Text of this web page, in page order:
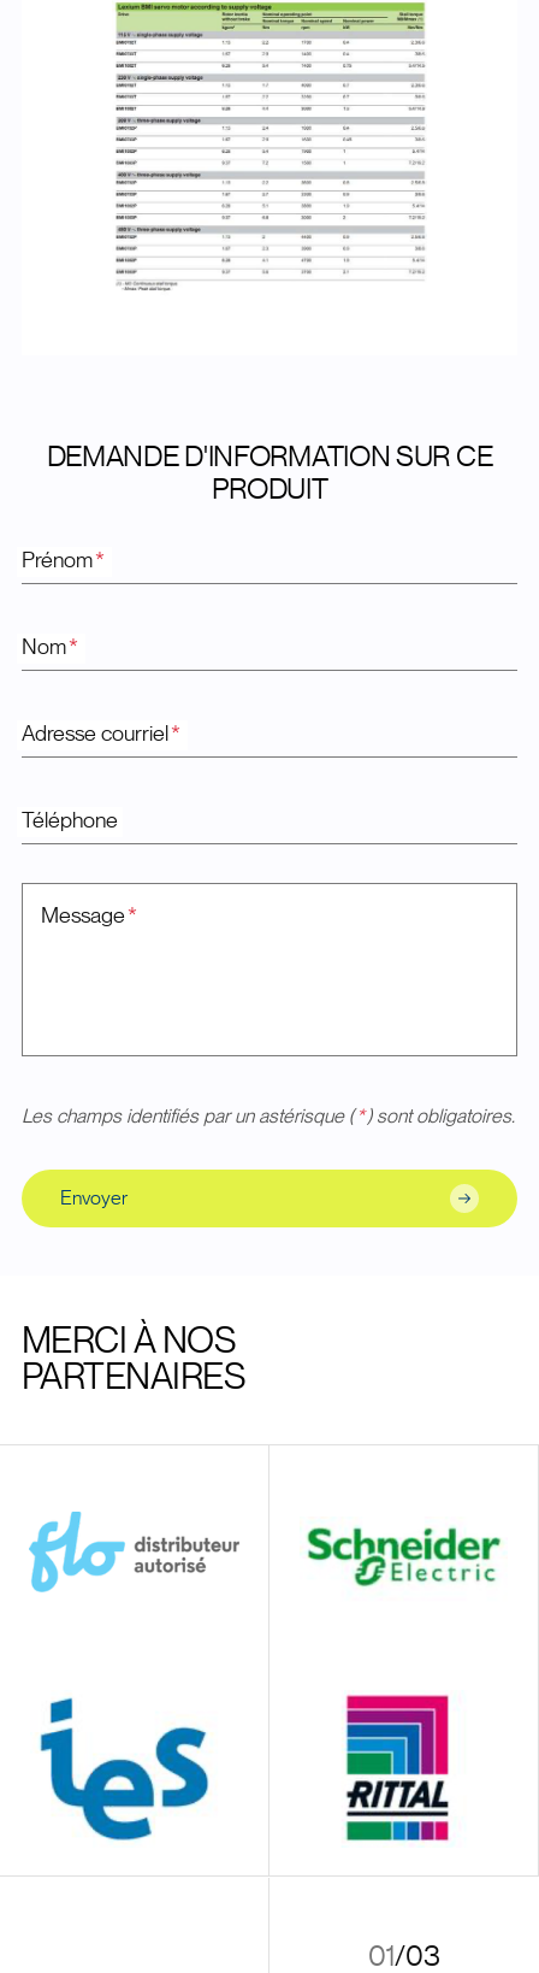
DEMANDE D'INFORMATION SUR CE
PRODUIT
Prénom*
Nom*
Adresse courriel *
Téléphone
Message*
Les champs identifiés par un astérisque (*) sont obligatoires.
Envoyer
MERCI À NOS
PARTENAIRES
01/03